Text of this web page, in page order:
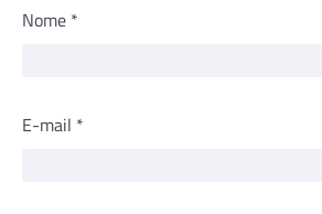
Nome *
E-mail *